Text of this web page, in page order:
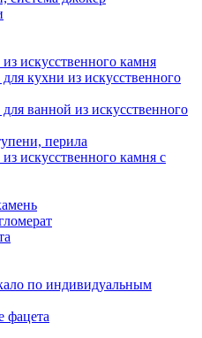
искусственного камня
кухни из искусственного
ванной из искусственного
перила
искусственного камня с
по индивидуальным
фацета